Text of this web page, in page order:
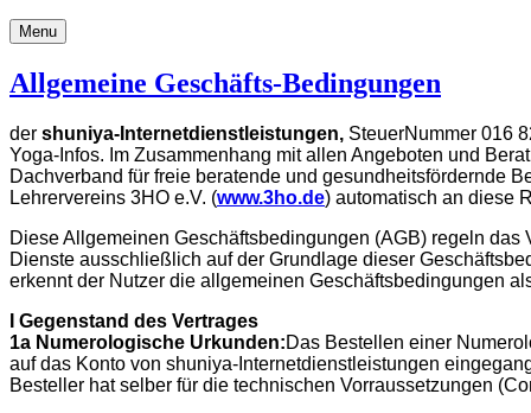
Menu
Allgemeine Geschäfts-Bedingungen
der shuniya-Internetdienstleistungen, SteuerNummer 016
Yoga-Infos. Im Zusammenhang mit allen Angeboten und
Dachverband für freie beratende und gesundheitsfördernde
Lehrervereins 3HO e.V. (www.3ho.de) automatisch an diese
Diese Allgemeinen Geschäftsbedingungen (AGB) regeln
Dienste ausschließlich auf der Grundlage dieser
erkennt der Nutzer die allgemeinen Geschäftsbedingungen
I Gegenstand des Vertrages
1a Numerologische Urkunden:Das Bestellen einer
auf das Konto von shuniya-Internetdienstleistungen
Besteller hat selber für die technischen Vorraussetzungen